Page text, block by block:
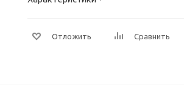
Отложить Сравнить